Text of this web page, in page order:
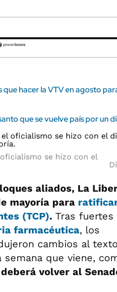
hacer la VTV en agosto
que se vuelve país por un
se hizo con el
aliados, La
mayoría para
(TCP). Tras fuertes
farmacéutica, los
cambios al
que viene,
volver al